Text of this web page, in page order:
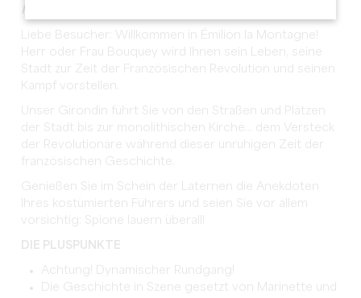
Führung!
Liebe Besucher: Willkommen in Émilion la Montagne!
Herr oder Frau Bouquey wird Ihnen sein Leben, seine
Stadt zur Zeit der Französischen Revolution und seinen
Kampf vorstellen.
Unser Girondin führt Sie von den Straßen und Plätzen
der Stadt bis zur monolithischen Kirche... dem Versteck
der Revolutionäre während dieser unruhigen Zeit der
französischen Geschichte.
Genießen Sie im Schein der Laternen die Anekdoten
Ihres kostümierten Führers und seien Sie vor allem
vorsichtig: Spione lauern überall!
DIE PLUSPUNKTE
Achtung! Dynamischer Rundgang!
Die Geschichte in Szene gesetzt von Marinette und